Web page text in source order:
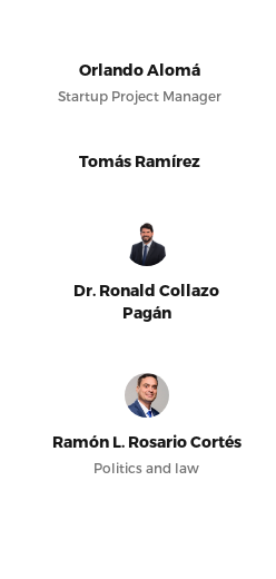
Orlando Alomá
Startup Project Manager
Tomás Ramírez
Dr. Ronald Collazo
Pagán
Ramón L. Rosario Cortés
Politics and law